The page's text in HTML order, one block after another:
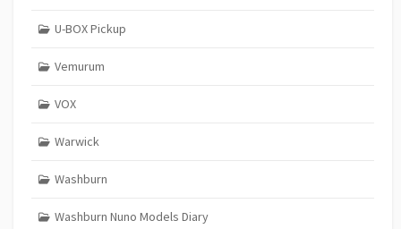
U-BOX Pickup
Vemurum
VOX
Warwick
Washburn
Washburn Nuno Models Diary